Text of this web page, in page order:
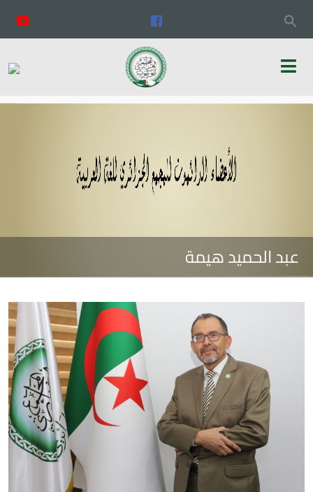
عبد الحميد هيمة